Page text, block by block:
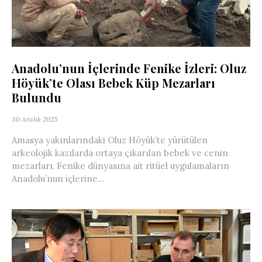
Anadolu’nun İçlerinde Fenike İzleri: Oluz
Höyük’te Olası Bebek Küp Mezarları
Bulundu
30 Aralık 2025
Amasya yakınlarındaki Oluz Höyük’te yürütülen
arkeolojik kazılarda ortaya çıkarılan bebek ve cenin
mezarları, Fenike dünyasına ait ritüel uygulamaların
Anadolu’nun içlerine...